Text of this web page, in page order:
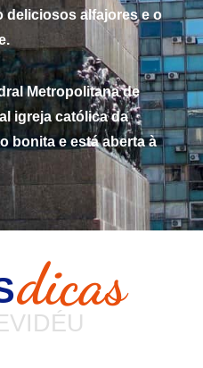
deliciosos alfajores e o
Metropolitana de
igreja católica da
bonita e está aberta à
dicas